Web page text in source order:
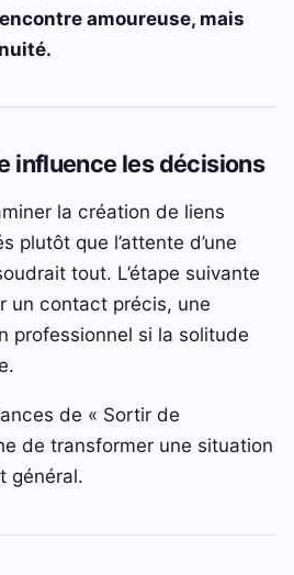
amoureuse, mais
influence les décisions
la création de liens
plutôt que l’attente d’une
tout. L’étape suivante
un contact précis, une
professionnel si la solitude
de « Sortir de
de transformer une situation
général.